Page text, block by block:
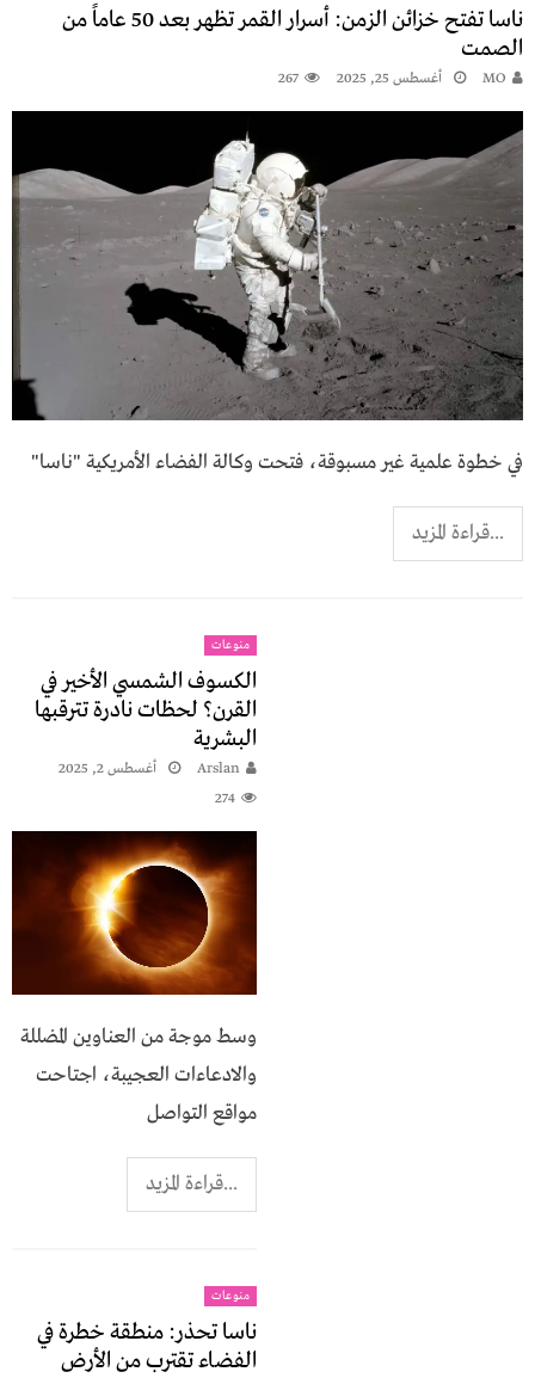
ناسا تفتح خزائن الزمن: أسرار القمر تظهر بعد 50 عاماً من
الصمت
MO أغسطس 25, 2025 267
في خطوة علمية غير مسبوقة، فتحت وكالة الفضاء الأمريكية "ناسا"
...قراءة المزيد
منوعات
الكسوف الشمسي الأخير في
القرن؟ لحظات نادرة تترقبها
البشرية
Arslan
أغسطس 2, 2025
274
وسط موجة من العناوين المضللة
والادعاءات العجيبة، اجتاحت
مواقع التواصل
...قراءة المزيد
منوعات
ناسا تحذر: منطقة خطرة في
الفضاء تقترب من الأرض